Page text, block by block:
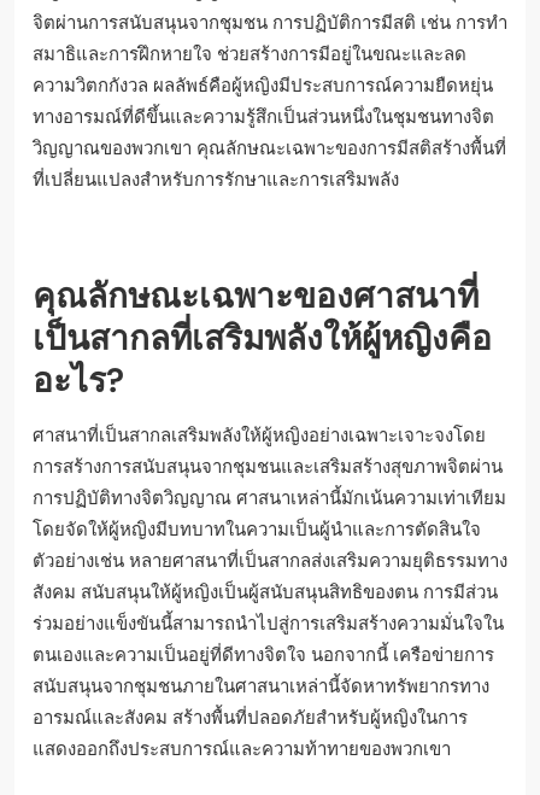
จิตผ่านการสนับสนุนจากชุมชน การปฏิบัติการมีสติ เช่น การทำ
สมาธิและการฝึกหายใจ ช่วยสร้างการมีอยู่ในขณะและลด
ความวิตกกังวล ผลลัพธ์คือผู้หญิงมีประสบการณ์ความยืดหยุ่น
ทางอารมณ์ที่ดีขึ้นและความรู้สึกเป็นส่วนหนึ่งในชุมชนทางจิต
วิญญาณของพวกเขา คุณลักษณะเฉพาะของการมีสติสร้างพื้นที่
ที่เปลี่ยนแปลงสำหรับการรักษาและการเสริมพลัง
คุณลักษณะเฉพาะของศาสนาที่
เป็นสากลที่เสริมพลังให้ผู้หญิงคือ
อะไร?
ศาสนาที่เป็นสากลเสริมพลังให้ผู้หญิงอย่างเฉพาะเจาะจงโดย
การสร้างการสนับสนุนจากชุมชนและเสริมสร้างสุขภาพจิตผ่าน
การปฏิบัติทางจิตวิญญาณ ศาสนาเหล่านี้มักเน้นความเท่าเทียม
โดยจัดให้ผู้หญิงมีบทบาทในความเป็นผู้นำและการตัดสินใจ